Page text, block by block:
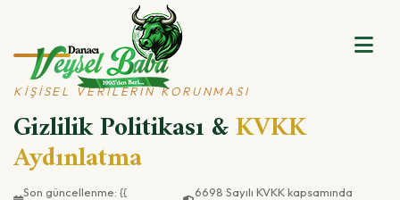
KIŞISEL VERILERIN KORUNMASI
Gizlilik Politikası &KVKK
Aydınlatma
Son güncellenme: {{
6698 Sayılı KVKK kapsamında